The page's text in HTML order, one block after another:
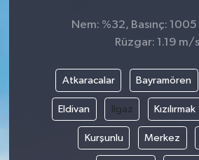
Nem: %32, Basınç: 1005
Rüzgar: 1.19 m/s
Atkaracalar Bayramören
Eldivan Ilgaz Kızılırmak
Kurşunlu Merkez